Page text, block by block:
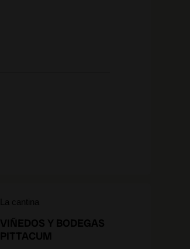
La cantina
VIÑEDOS Y BODEGAS
PITTACUM